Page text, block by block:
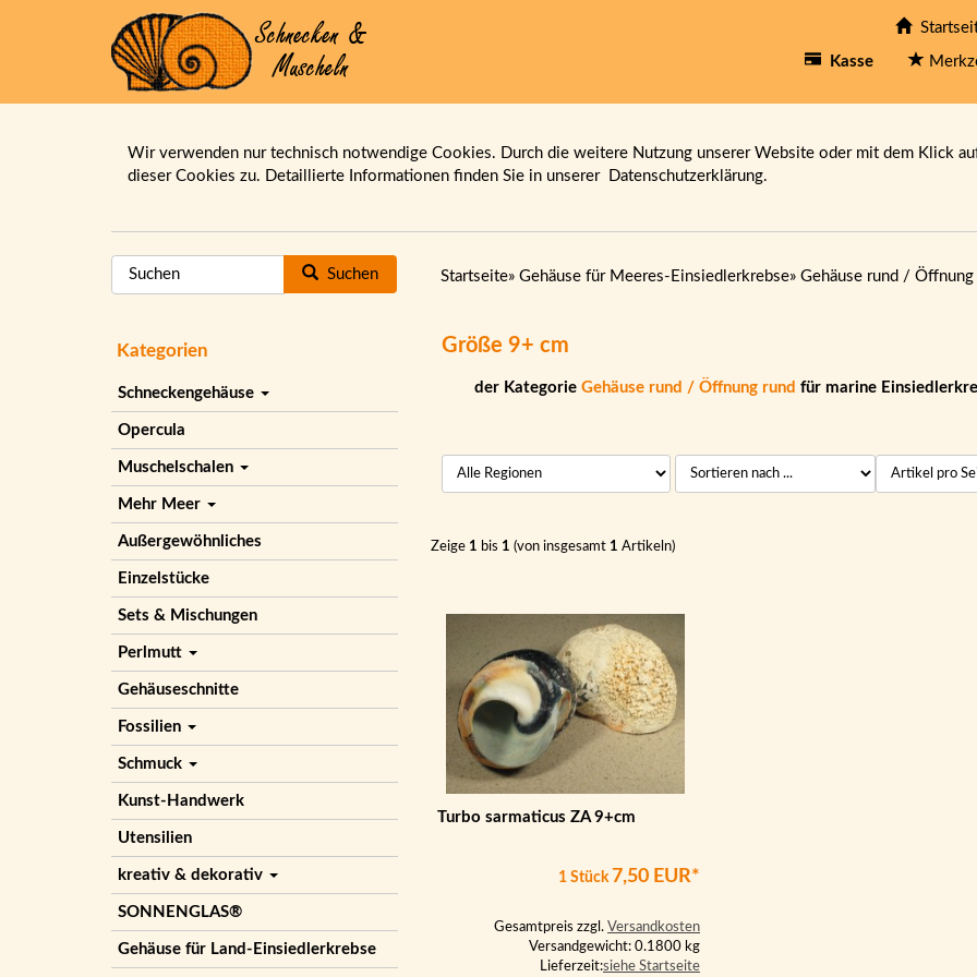
Kasse
Wir verwenden nur technisch notwendige Cookies. Durch die weitere Nutzung unserer Website oder mit dem Klick
dieser Cookies zu. Detaillierte Informationen finden Sie in unserer Datenschutzerklärung.
Suchen
Kategorien
Schneckengehäuse
Opercula
Muschelschalen
Mehr Meer
Außergewöhnliches
Einzelstücke
Sets & Mischungen
Perlmutt
Gehäuseschnitte
Fossilien
Schmuck
Kunst-Handwerk
Utensilien
kreativ & dekorativ
SONNENGLAS®
Gehäuse für Land-Einsiedlerkrebse
Startseite» Gehäuse für Meeres-Einsiedlerkrebse» Gehäuse rund / Öffnung
Größe 9+ cm
der Kategorie Gehäuse rund / Öffnung rund für marine
Zeige 1 bis 1 (von insgesamt 1 Artikeln)
Turbo sarmaticus ZA 9+cm
1 Stück 7,50 EUR*
Gesamtpreis zzgl. Versandkosten
Versandgewicht: 0.1800 kg
Lieferzeit:siehe Startseite